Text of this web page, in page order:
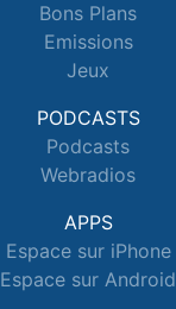
Bons Plans
Emissions
Jeux
PODCASTS
Podcasts
Webradios
APPS
Espace sur iPhone
Espace sur Android